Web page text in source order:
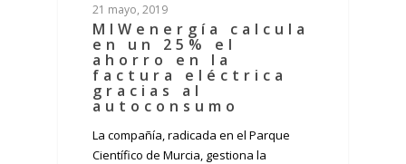
21 mayo, 2019
MIWenergía calcula
en un 25% el
ahorro en la
factura eléctrica
gracias al
autoconsumo
La compañía, radicada en el Parque
Científico de Murcia, gestiona la